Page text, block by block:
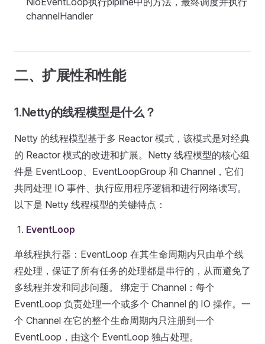
channelHandler
二、扩展性和性能
1.Netty的线程模型是什么？
Netty 的线程模型基于多 Reactor 模式，该模式是对经典
的 Reactor 模式的改进和扩展。Netty 线程模型的核心组
件是 EventLoop、EventLoopGroup 和 Channel，它们
共同处理 IO 事件、执行应用程序逻辑和进行网络读写。
以下是 Netty 线程模型的关键特点：
EventLoop
单线程执行器：EventLoop 在其生命周期内只由单个线
程处理，保证了所有任务的处理都是串行的，从而避免了
多线程并发和同步问题。 绑定于 Channel：每个
EventLoop 负责处理一个或多个 Channel 的 IO 操作。一
个 Channel 在它的整个生命周期内只注册到一个
EventLoop，由这个 EventLoop 独占处理。